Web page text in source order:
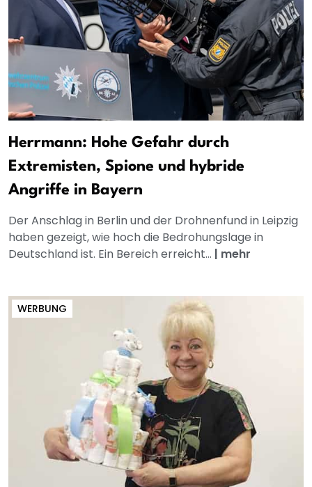
Herrmann: Hohe Gefahr durch
Extremisten, Spione und hybride
Angriffe in Bayern
Der Anschlag in Berlin und der Drohnenfund in Leipzig
haben gezeigt, wie hoch die Bedrohungslage in
Deutschland ist. Ein Bereich erreicht... | mehr
WERBUNG